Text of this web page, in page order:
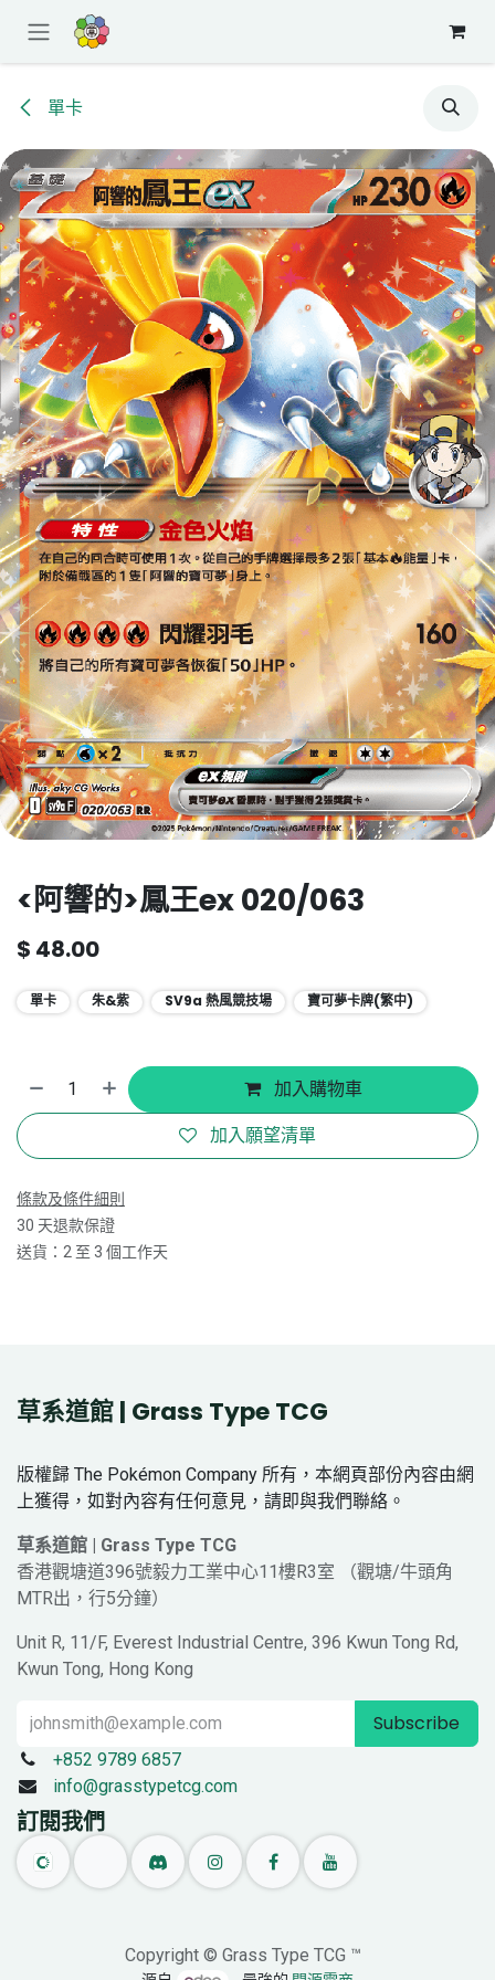
單卡
<阿響的>鳳王ex 020/063
$ 48.00
單卡 朱&紫 SV9a 熱風競技場 寶可夢卡牌(繁中)
加入購物車
加入願望清單
條款及條件細則
30 天退款保證
送貨：2 至 3 個工作天
草系道館 | Grass Type TCG
版權歸 The Pokémon Company 所有，本網頁部份內容由網
上獲得，如對內容有任何意見，請即與我們聯絡。
草系道館 | Grass Type TCG
香港觀塘道396號毅力工業中心11樓R3室 （觀塘/牛頭角
MTR出，行5分鐘）
Unit R, 11/F, Everest Industrial Centre, 396 Kwun Tong Rd,
Kwun Tong, Hong Kong
Subscribe
+852 9789 6857
info@grasstypetcg.com
訂閱我們
Copyright © Grass Type TCG ™